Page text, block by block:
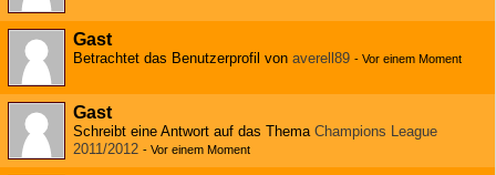
Gast
Betrachtet das Benutzerprofil von averell89 - Vor einem Moment
Gast
Schreibt eine Antwort auf das Thema Champions League
2011/2012 - Vor einem Moment